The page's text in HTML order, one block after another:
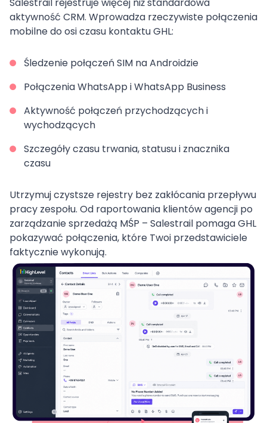
aktywność CRM. Wprowadza rzeczywiste połączenia
mobilne do osi czasu kontaktu GHL:
Śledzenie połączeń SIM na Androidzie
Połączenia WhatsApp i WhatsApp Business
Aktywność połączeń przychodzących i
wychodzących
Szczegóły czasu trwania, statusu i znacznika
czasu
Utrzymuj czystsze rejestry bez zakłócania przepływu
pracy zespołu. Od raportowania klientów agencji po
zarządzanie sprzedażą MŚP – Salestrail pomaga GHL
pokazywać połączenia, które Twoi przedstawiciele
faktycznie wykonują.